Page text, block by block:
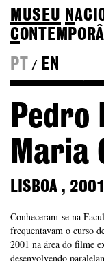
MUSEU N
C
PT
/ EN
Pedro
Maria
LISBOA , 2001
Conheceram-se na
frequentavam o curso
2001 na área do filme
desenvolvendo